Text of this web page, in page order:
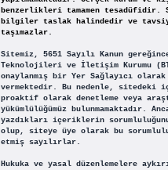
benzerlikleri tamamen tesadüfidir.
bilgiler taslak halindedir ve
taşımazlar.
Sitemiz, 5651 Sayılı Kanun
Teknolojileri ve İletişim Kurumu
onaylanmış bir Yer Sağlayıcı olarak
vermektedir. Bu nedenle, sitedeki
proaktif olarak denetleme veya
yükümlülüğümüz bulunmamaktadır.
yazdıkları içeriklerin
olup, siteye üye olarak bu
etmiş sayılırlar.
Hukuka ve yasal düzenlemelere